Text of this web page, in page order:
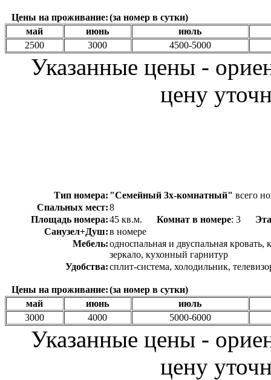
Цены на проживание:(за номер в сутки)
май
июнь
июль
2500
3000 4500-5000
Указанные цены -
цену
Тип номера: "Семейный 3х-комнатный" всего
Спальных мест:8
Площадь номера:45 кв.м. Комнат в номере: 3
Санузел+Душ:в номере
Мебель:односпальная и двуспальная
зеркало, кухонный гарнитур
Удобства:сплит-система, холодильник,
Цены на проживание:(за номер в сутки)
май
июнь
июль
3000
4000 5000-6000
Указанные цены -
цену